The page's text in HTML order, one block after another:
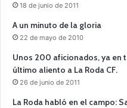
18 de junio de 2011
A un minuto de la gloria
22 de mayo de 2010
Unos 200 aficionados, ya en
último aliento a La Roda CF.
26 de junio de 2011
La Roda habló en el campo: